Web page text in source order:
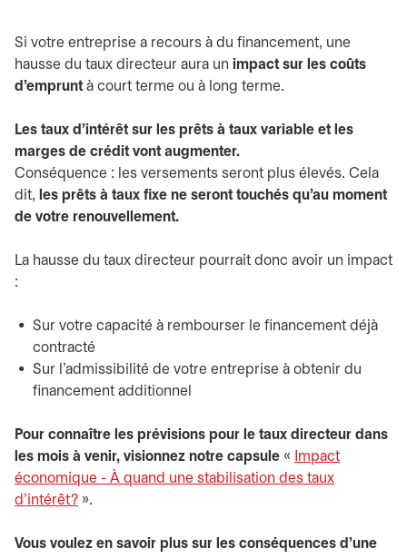
Si votre entreprise a recours à du financement, une
hausse du taux directeur aura un impact sur les coûts
d’emprunt à court terme ou à long terme.
Les taux d’intérêt sur les prêts à taux variable et les
marges de crédit vont augmenter.
Conséquence : les versements seront plus élevés. Cela
dit, les prêts à taux fixe ne seront touchés qu’au moment
de votre renouvellement.
La hausse du taux directeur pourrait donc avoir un impact
:
Sur votre capacité à rembourser le financement déjà
contracté
Sur l’admissibilité de votre entreprise à obtenir du
financement additionnel
Pour connaître les prévisions pour le taux directeur dans
les mois à venir, visionnez notre capsule «
Impact
économique - À quand une stabilisation des taux
d'intérêt? ».
Vous voulez en savoir plus sur les conséquences d’une